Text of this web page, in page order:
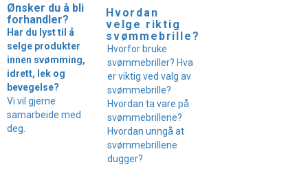
Ønsker du å bli
forhandler?
Har du lyst til å
selge produkter
innen svømming,
idrett, lek og
bevegelse?
Vi vil gjerne
samarbeide med
deg.
Hvordan
velge riktig
svømmebrille?
Hvorfor bruke
svømmebriller? Hva
er viktig ved valg av
svømmebrille?
Hvordan ta vare på
svømmebrillene?
Hvordan unngå at
svømmebrillene
dugger?